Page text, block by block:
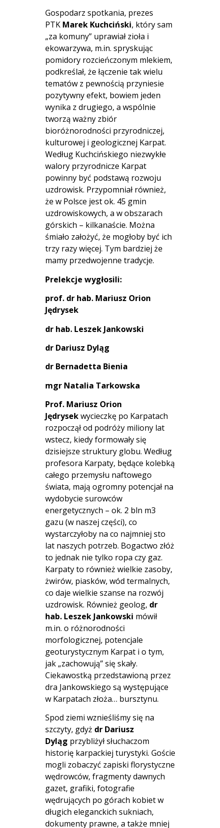
Gospodarz spotkania, prezes
PTK Marek Kuchciński, który sam
„za komuny” uprawiał zioła i
ekowarzywa, m.in. spryskując
pomidory rozcieńczonym mlekiem,
podkreślał, że łączenie tak wielu
tematów z pewnością przyniesie
pozytywny efekt, bowiem jeden
wynika z drugiego, a wspólnie
tworzą ważny zbiór
bioróżnorodności przyrodniczej,
kulturowej i geologicznej Karpat.
Według Kuchcińskiego niezwykłe
walory przyrodnicze Karpat
powinny być podstawą rozwoju
uzdrowisk. Przypomniał również,
że w Polsce jest ok. 45 gmin
uzdrowiskowych, a w obszarach
górskich – kilkanaście. Można
śmiało założyć, że mogłoby być ich
trzy razy więcej. Tym bardziej że
mamy przedwojenne tradycje.
Prelekcje wygłosili:
prof. dr hab. Mariusz Orion
Jędrysek
dr hab. Leszek Jankowski
dr Dariusz Dyląg
dr Bernadetta Bienia
mgr Natalia Tarkowska
Prof. Mariusz Orion
Jędrysekwycieczkę po Karpatach
rozpoczął od podróży miliony lat
wstecz, kiedy formowały się
dzisiejsze struktury globu. Według
profesora Karpaty, będące kolebką
całego przemysłu naftowego
świata, mają ogromny potencjał na
wydobycie surowców
energetycznych – ok. 2 bln m3
gazu (w naszej części), co
wystarczyłoby na co najmniej sto
lat naszych potrzeb. Bogactwo złóż
to jednak nie tylko ropa czy gaz.
Karpaty to również wielkie zasoby,
żwirów, piasków, wód termalnych,
co daje wielkie szanse na rozwój
uzdrowisk. Również geolog, dr
hab. Leszek Jankowski mówił
m.in. o różnorodności
morfologicznej, potencjale
geoturystycznym Karpat i o tym,
jak „zachowują” się skały.
Ciekawostką przedstawioną przez
dra Jankowskiego są występujące
w Karpatach złoża… bursztynu.
Spod ziemi wznieśliśmy się na
szczyty, gdyż dr Dariusz
Dyląg przybliżył słuchaczom
historię karpackiej turystyki. Goście
mogli zobaczyć zapiski florystyczne
wędrowców, fragmenty dawnych
gazet, grafiki, fotografie
wędrujących po górach kobiet w
długich eleganckich sukniach,
dokumenty prawne, a także mniej